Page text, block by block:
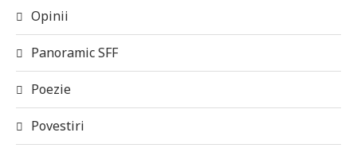
Opinii
Panoramic SFF
Poezie
Povestiri